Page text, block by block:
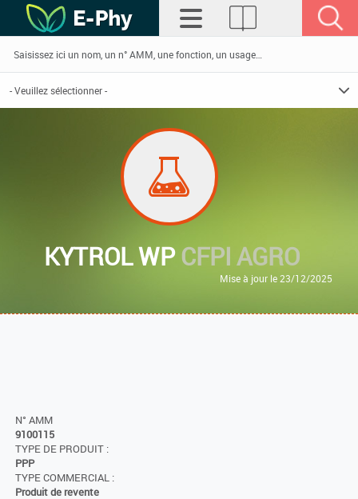
KYTROL WPCFPI AGRO
Mise à jour le 23/12/2025
N° AMM
9100115
TYPE DE PRODUIT :
PPP
TYPE COMMERCIAL :
Produit de revente